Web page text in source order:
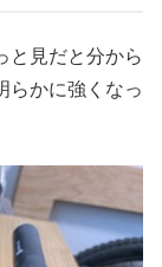
と見だと分から
らかに強くなっ